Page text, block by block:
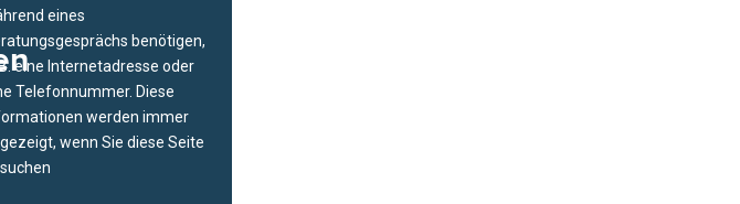
eines
benötigen,
eine Internetadresse oder
Telefonnummer. Diese
werden immer
wenn Sie diese Seite